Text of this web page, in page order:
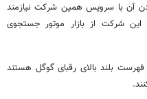
آن با سرویس همین شرکت نیازمند
شرکت از بازار موتور جستجوی
بلند بالای رقبای گوگل هستند